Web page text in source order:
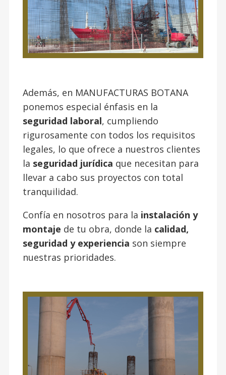
Además, en MANUFACTURAS BOTANA
ponemos especial énfasis en la
seguridad laboral, cumpliendo
rigurosamente con todos los requisitos
legales, lo que ofrece a nuestros clientes
la seguridad jurídica que necesitan para
llevar a cabo sus proyectos con total
tranquilidad.
Confía en nosotros para la instalación y
montaje de tu obra, donde la calidad,
seguridad y experiencia son siempre
nuestras prioridades.